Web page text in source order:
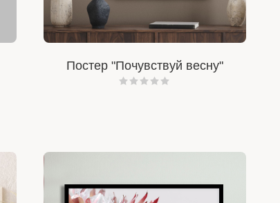
Постер "Почувствуй весну"